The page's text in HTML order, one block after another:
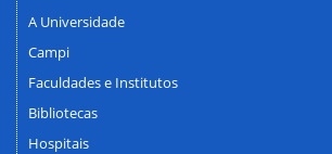
A Universidade
Campi
Faculdades e Institutos
Bibliotecas
Hospitais